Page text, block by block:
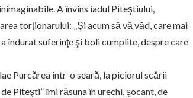
A învins iadul Piteştiului,
torţionarului: „Şi acum să vă văd, care mai
îndurat suferinţe şi boli cumplite, despre care
Purcărea într-o seară, la piciorul scării
Piteşti” îmi răsuna în urechi, şocant, de